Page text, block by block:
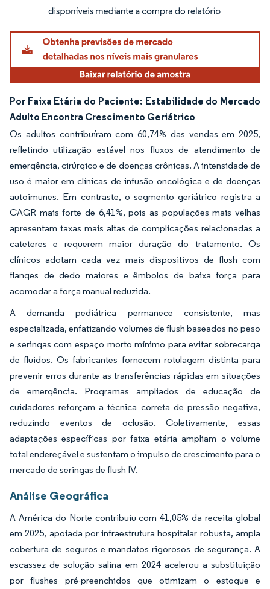
Por Faixa Etária do Paciente: Estabilidade do Mercado
Adulto Encontra Crescimento Geriátrico
Os adultos contribuíram com 60,74% das vendas em 2025,
refletindo utilização estável nos fluxos de atendimento de
emergência, cirúrgico e de doenças crônicas. A intensidade de
uso é maior em clínicas de infusão oncológica e de doenças
autoimunes. Em contraste, o segmento geriátrico registra a
CAGR mais forte de 6,41%, pois as populações mais velhas
apresentam taxas mais altas de complicações relacionadas a
cateteres e requerem maior duração do tratamento. Os
clínicos adotam cada vez mais dispositivos de flush com
flanges de dedo maiores e êmbolos de baixa força para
acomodar a força manual reduzida.
A demanda pediátrica permanece consistente, mas
especializada, enfatizando volumes de flush baseados no peso
e seringas com espaço morto mínimo para evitar sobrecarga
de fluidos. Os fabricantes fornecem rotulagem distinta para
prevenir erros durante as transferências rápidas em situações
de emergência. Programas ampliados de educação de
cuidadores reforçam a técnica correta de pressão negativa,
reduzindo eventos de oclusão. Coletivamente, essas
adaptações específicas por faixa etária ampliam o volume
total endereçável e sustentam o impulso de crescimento para o
mercado de seringas de flush IV.
Análise Geográfica
A América do Norte contribuiu com 41,05% da receita global
em 2025, apoiada por infraestrutura hospitalar robusta, ampla
cobertura de seguros e mandatos rigorosos de segurança. A
escassez de solução salina em 2024 acelerou a substituição
por flushes pré-preenchidos que otimizam o estoque e